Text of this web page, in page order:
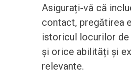
Asigurați-vă că
contact, pregătirea
istoricul locurilor de
și orice abilități și
relevante.